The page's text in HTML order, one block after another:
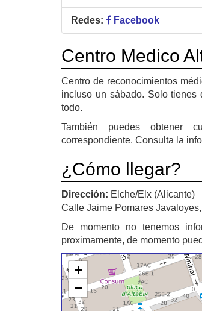
Redes: Facebook
Centro Medico
Centro de reconocimientos
incluso un sábado. Solo
todo.
También puedes obtener
correspondiente. Consulta la
¿Cómo llegar?
Dirección: Elche/Elx (Alicante)
Calle Jaime Pomares
De momento no tenemos
proximamente, de momento
+
−